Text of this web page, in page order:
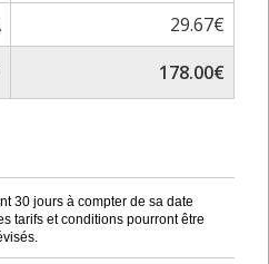
29.67€
178.00€
30 jours à compter de sa date
tarifs et conditions pourront être